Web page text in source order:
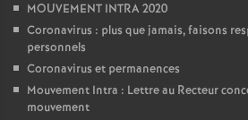
MOUVEMENT INTRA 2020
Coronavirus : plus que jamais, faisons
personnels
Coronavirus et permanences
Mouvement Intra : Lettre au Recteur
mouvement